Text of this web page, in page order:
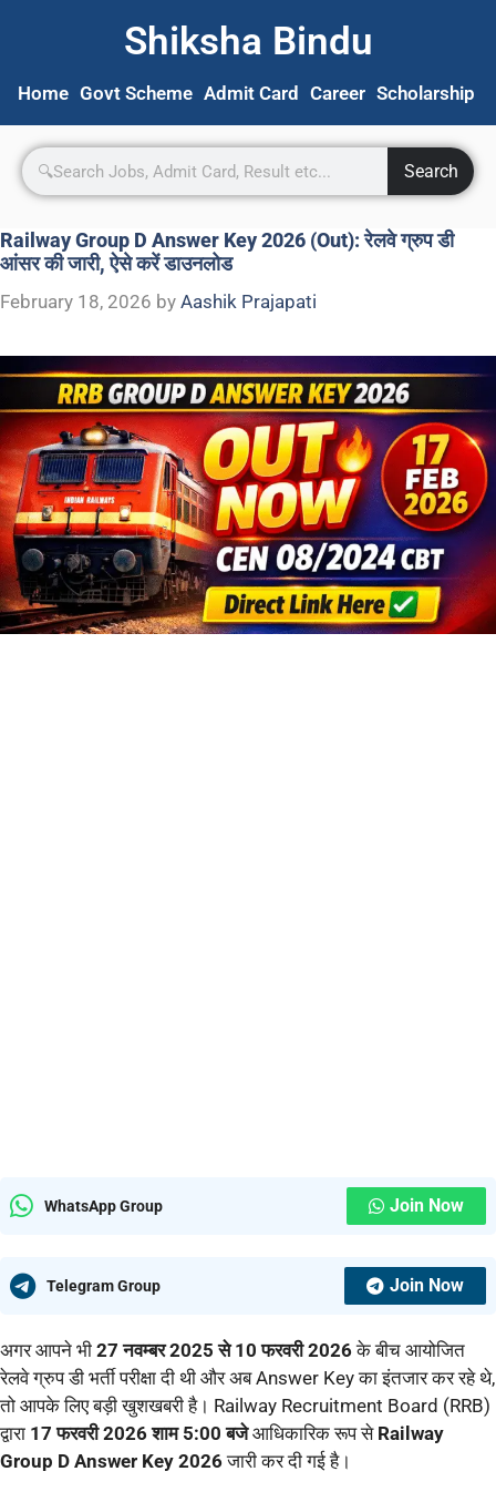
Shiksha Bindu
Home Govt Scheme Admit Card Career Scholarship
Search
Railway Group D Answer Key 2026 (Out): रेलवे ग्रुप डी
आंसर की जारी, ऐसे करें डाउनलोड
February 18, 2026 by Aashik Prajapati
WhatsApp Group Join Now
Telegram Group Join Now
अगर आपने भी 27 नवम्बर 2025 से 10 फरवरी 2026के बीच आयोजित
रेलवे ग्रुप डी भर्ती परीक्षा दी थी और अब Answer Key का इंतजार कर रहे थे,
तो आपके लिए बड़ी खुशखबरी है। Railway Recruitment Board (RRB)
द्वारा 17 फरवरी 2026 शाम 5:00 बजेआधिकारिक रूप से Railway
Group D Answer Key 2026जारी कर दी गई है।